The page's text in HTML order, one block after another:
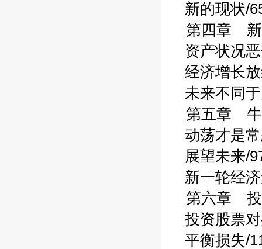
新的现状/
第四章 新
资产状况恶
经济增长放
未来不同于
第五章 牛
动荡才是常
展望未来/
新一轮经济
第六章 投
投资股票对
平衡损失/